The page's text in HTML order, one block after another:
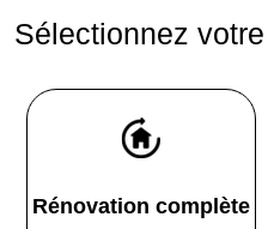
Sélectionnez
Rénovation complète